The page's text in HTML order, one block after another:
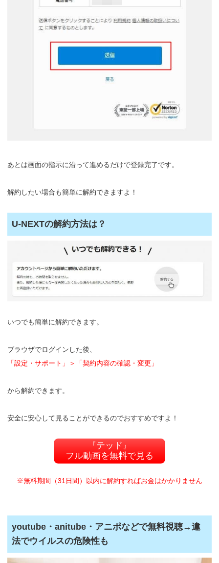
あとは画面の指示に沿って進めるだけで登録完了です。
解約したい場合も簡単に解約できますよ！
U-NEXTの解約方法は？
いつでも簡単に解約できます。
ブラウザでログインした後、
「設定・サポート」＞「契約内容の確認・変更」
から解約できます。
安全に安心して見ることができるのでおすすめですよ！
『テッド』
フル動画を無料で見る
※無料期間（31日間）以内に解約すればお金はかかりません
youtube・anitube・アニポなどで無料視聴→違
法でウイルスの危険性も